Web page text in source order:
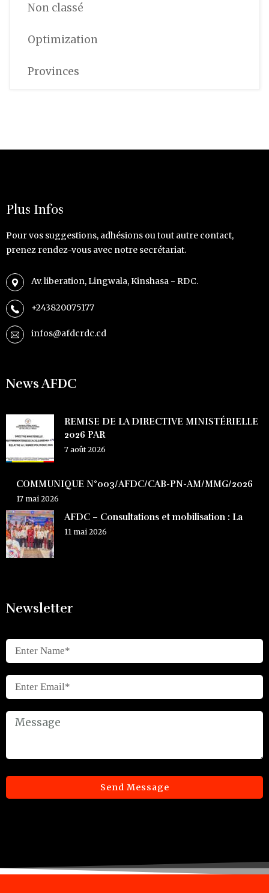
Non classé
Optimization
Provinces
Plus Infos
Pour vos suggestions, adhésions ou tout autre contact,
prenez rendez-vous avec notre secrétariat.
Av. liberation, Lingwala, Kinshasa - RDC.
+243820075177
infos@afdcrdc.cd
News AFDC
REMISE DE LA DIRECTIVE MINISTÉRIELLE
2026 PAR
7 août 2026
COMMUNIQUE N°003/AFDC/CAB-PN-AM/MMG/2026
17 mai 2026
AFDC – Consultations et mobilisation : La
11 mai 2026
Newsletter
Send Message